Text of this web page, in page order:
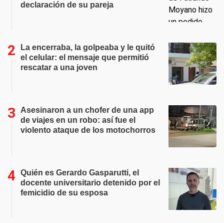
declaración de su pareja
La encerraba, la golpeaba y le quitó
el celular: el mensaje que permitió
rescatar a una joven
Asesinaron a un chofer de una app
de viajes en un robo: así fue el
violento ataque de los motochorros
Quién es Gerardo Gasparutti, el
docente universitario detenido por el
femicidio de su esposa